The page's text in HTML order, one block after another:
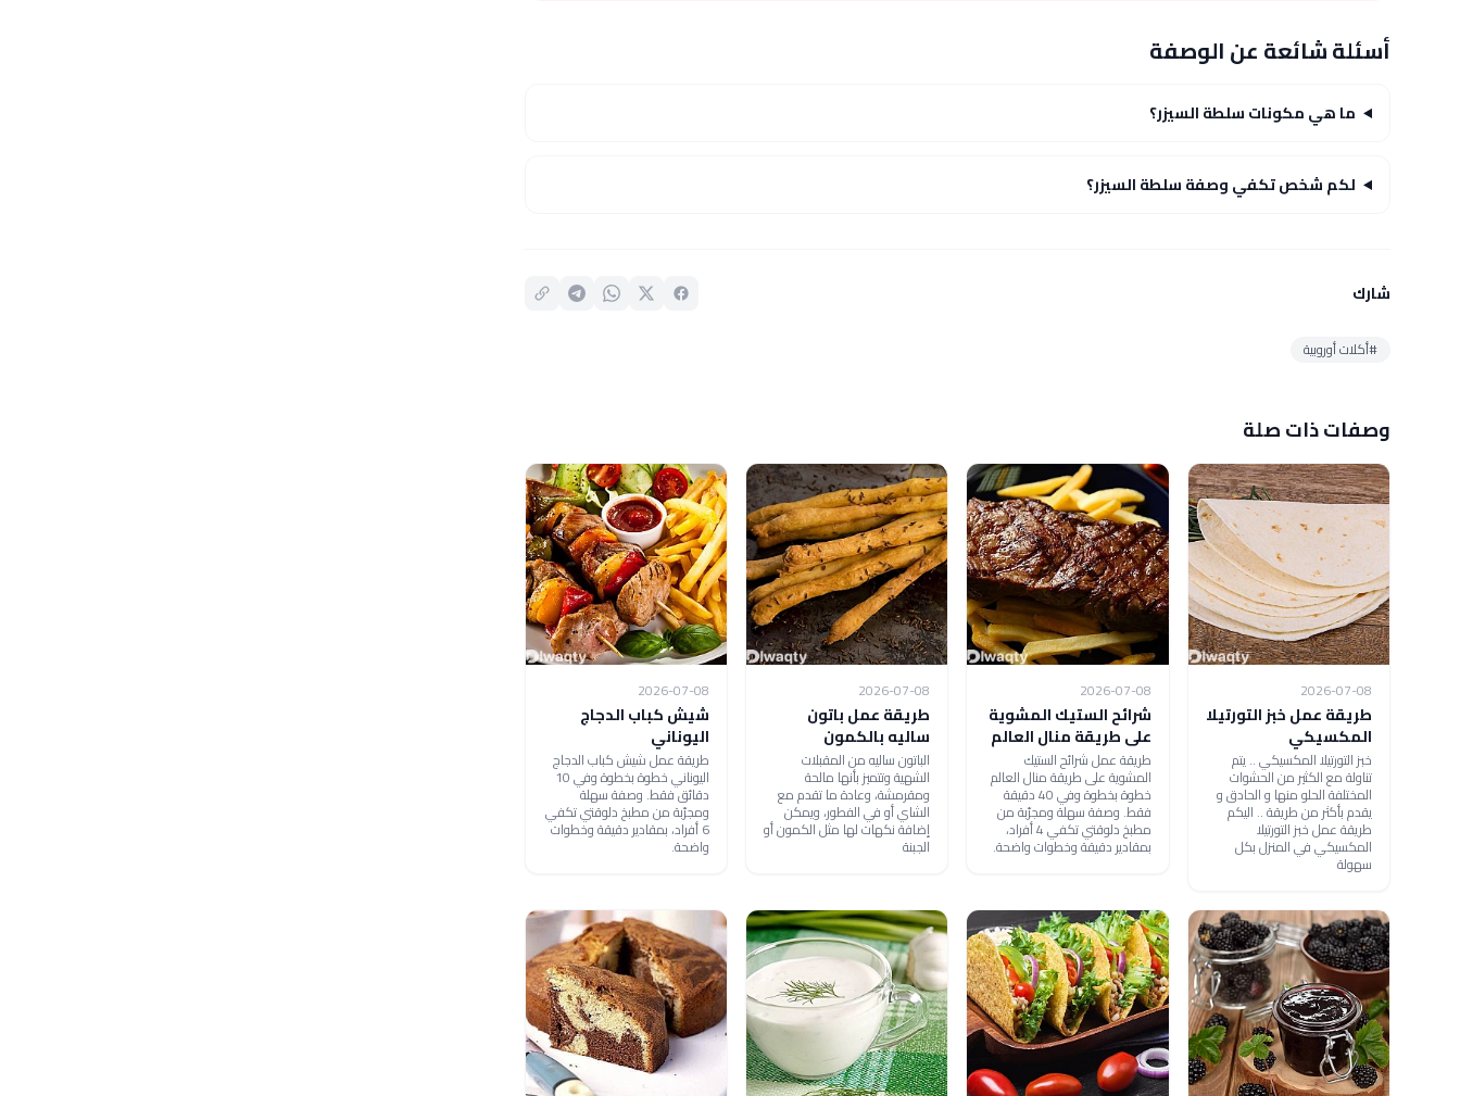
أسئلة شائعة عن الوصفة
ما هي مكونات سلطة السيزر؟
لكم شخص تكفي وصفة سلطة السيزر؟
شارك
#أكلات أوروبية
وصفات ذات صلة
2026-07-08
طريقة عمل خبز التورتيلا
المكسيكي
خبز التورتيلا المكسيكي .. يتم
تناولة مع الكثير من الحشوات
المختلفة الحلو منها و الحادق و
يقدم بأكثر من طريقة .. اليكم
طريقة عمل خبز التورتيلا
المكسيكي في المنزل بكل
سهولة
2026-07-08
شرائح الستيك المشوية
على طريقة منال العالم
طريقة عمل شرائح الستيك
المشوية على طريقة منال العالم
خطوة بخطوة وفي 40 دقيقة
فقط. وصفة سهلة ومجرّبة من
مطبخ دلوقتي تكفي 4 أفراد،
بمقادير دقيقة وخطوات واضحة.
2026-07-08
طريقة عمل باتون
ساليه بالكمون
الباتون ساليه من المقبلات
الشهية وتتميز بأنها مالحة
ومقرمشة، وعادة ما تقدم مع
الشاي أو في الفطور، ويمكن
إضافة نكهات لها مثل الكمون أو
الجبنة
2026-07-08
شيش كباب الدجاج
اليوناني
طريقة عمل شيش كباب الدجاج
اليوناني خطوة بخطوة وفي 10
دقائق فقط. وصفة سهلة
ومجرّبة من مطبخ دلوقتي تكفي
6 أفراد، بمقادير دقيقة وخطوات
واضحة.